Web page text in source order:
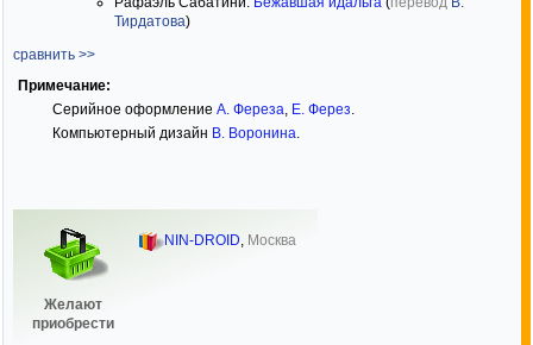
Тирдатова)
сравнить >>
Примечание:
Серийное оформление А. Фереза, Е. Ферез.
Компьютерный дизайн В. Воронина.
Желают
приобрести
NIN-DROID, Москва